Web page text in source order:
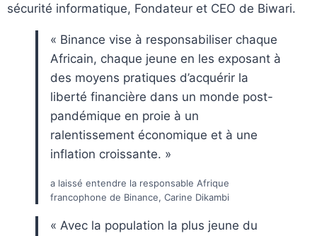
sécurité informatique, Fondateur et CEO de Biwari.
« Binance vise à responsabiliser chaque
Africain, chaque jeune en les exposant à
des moyens pratiques d’acquérir la
liberté financière dans un monde post-
pandémique en proie à un
ralentissement économique et à une
inflation croissante. »
a laissé entendre la responsable Afrique
francophone de Binance, Carine Dikambi
« Avec la population la plus jeune du